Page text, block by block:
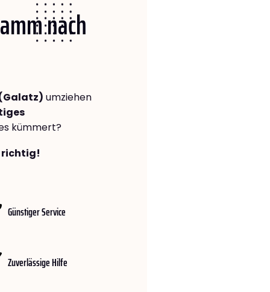
nach
umziehen
kümmert?
richtig!
Günstiger Service
Zuverlässige Hilfe